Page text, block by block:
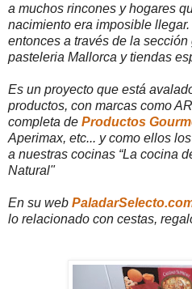
a muchos rincones y hogares
nacimiento era imposible
entonces a través de la
pasteleria Mallorca y tiendas
Es un proyecto que está
productos, con marcas como
completa de Productos
Aperimax, etc... y como ellos
a nuestras cocinas “La cocina
Natural"
En su web
lo relacionado con cestas,